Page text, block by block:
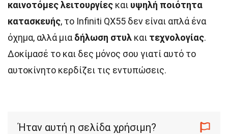
καινοτόμες λειτουργίες και υψηλή ποιότητα
κατασκευής, το Infiniti QX55 δεν είναι απλά ένα
όχημα, αλλά μια δήλωση στυλ και τεχνολογίας.
Δοκίμασέ το και δες μόνος σου γιατί αυτό το
αυτοκίνητο κερδίζει τις εντυπώσεις.
Ήταν αυτή η σελίδα χρήσιμη?